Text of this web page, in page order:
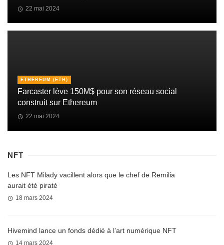
22 mai 2024
ETHEREUM (ETH)
Farcaster lève 150M$ pour son réseau social
construit sur Ethereum
22 mai 2024
NFT
Les NFT Milady vacillent alors que le chef de Remilia
aurait été piraté
18 mars 2024
Hivemind lance un fonds dédié à l’art numérique NFT
14 mars 2024